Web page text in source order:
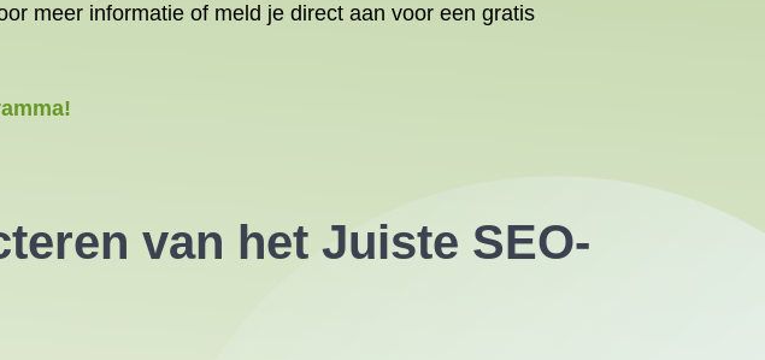
meer informatie of meld je direct aan voor een gratis
van het Juiste SEO-